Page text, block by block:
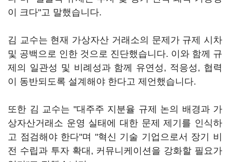
이 크다"고 말했습니다.
김 교수는 현재 가상자산 거래소의 문제가 규제 시차
및 공백으로 인한 것으로 진단했습니다. 이와 함께 규
제의 일관성 및 비례성과 함께 유연성, 적응성, 협력
이 동반되도록 설계해야 한다고 제언했습니다.
또한 김 교수는 "대주주 지분율 규제 논의 배경과 가
상자산거래소 운영 실태에 대한 문제 제기를 인식하
고 점검해야 한다"며 "혁신 기술 기업으로서 장기 비
전 수립과 투자 확대, 커뮤니케이션을 강화할 필요가